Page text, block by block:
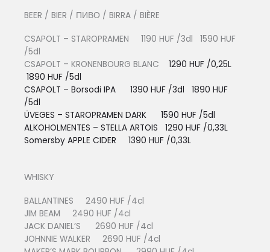
BEER / BIER / ПИВО / BIRRA / BIÈRE
CSAPOLT – STAROPRAMEN 1190 HUF /3dl 1590 HUF
/5dl
CSAPOLT – KRONENBOURG BLANC 1290 HUF /0,25L
1890 HUF /5dl
CSAPOLT – Borsodi IPA 1390 HUF /3dl 1890 HUF
/5dl
ÜVEGES – STAROPRAMEN DARK 1590 HUF /5dl
ALKOHOLMENTES – STELLA ARTOIS 1290 HUF /0,33L
Somersby APPLE CIDER 1390 HUF /0,33L
WHISKY
BALLANTINES 2490 HUF /4cl
JIM BEAM 2490 HUF /4cl
JACK DANIEL’S 2690 HUF /4cl
JOHNNIE WALKER 2690 HUF /4cl